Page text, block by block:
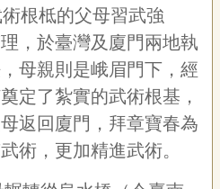
根柢的父母習武強
，於臺灣及廈門兩地執
母親則是峨眉門下，經
定了紮實的武術根基，
返回廈門，拜章寶春為
術，更加精進武術。